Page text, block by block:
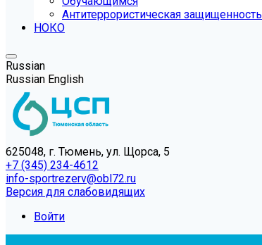
Антитеррористическая защищенность
НОКО
Russian
Russian English
625048, г. Тюмень, ул. Щорса, 5
+7 (345) 234-4612
info-sportrezerv@obl72.ru
Версия для слабовидящих
Войти